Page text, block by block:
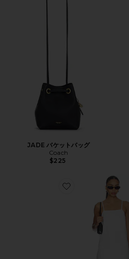
JADE バケットバッグ
Coach
$225
Favorite CLEAN ドレス